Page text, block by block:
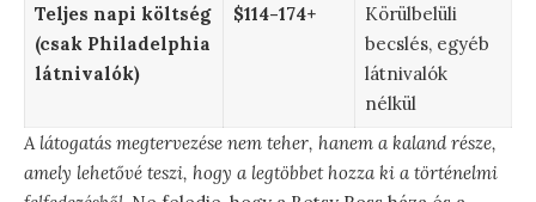
Teljes napi költség
(csak Philadelphia
látnivalók)
$114-174+
Körülbelüli
becslés, egyéb
látnivalók
nélkül
A látogatás megtervezése nem teher, hanem a kaland része,
amely lehetővé teszi, hogy a legtöbbet hozza ki a történelmi